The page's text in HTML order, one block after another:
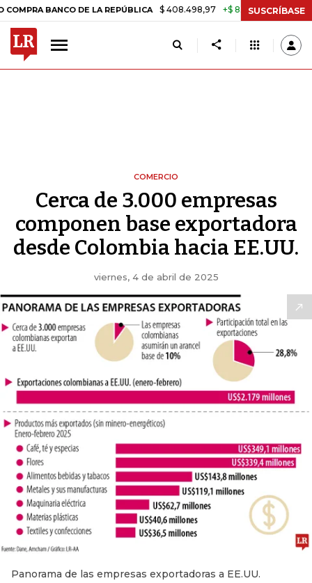
BANCO DE LA REPÚBLICA $ 408.498,97 +$ 8.753,81 +2,19%
SUSCRÍBASE
COMERCIO
Cerca de 3.000 empresas
componen base exportadora
desde Colombia hacia EE.UU.
viernes, 4 de abril de 2025
Panorama de las empresas exportadoras a EE.UU.